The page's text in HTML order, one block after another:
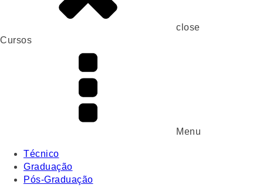
close
Cursos
Menu
Técnico
Graduação
Pós-Graduação